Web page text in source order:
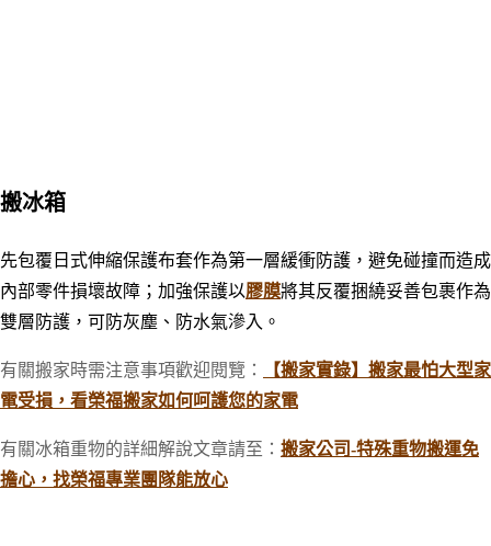
搬冰箱
先包覆日式伸縮保護布套作為第一層緩衝防護，避免碰撞而造成
內部零件損壞故障；加強保護以膠膜將其反覆捆繞妥善包裹作為
雙層防護，可防灰塵、防水氣滲入。
有關搬家時需注意事項歡迎閱覽 ：
【搬家實錄】搬家最怕大型家
電受損，看榮福搬家如何呵護您的家電
有關冰箱重物的詳細解說文章請至： 搬家公司-特殊重物搬運免
擔心，找榮福專業團隊能放心